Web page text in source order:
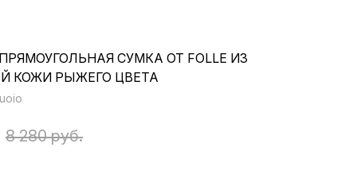
СУМКА ОТ FOLLE ИЗ
КОЖИ РЫЖЕГО ЦВЕТА
8 280 руб.